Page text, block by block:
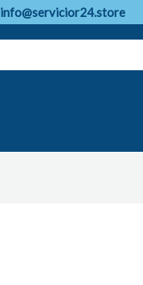
info@servicior24.store